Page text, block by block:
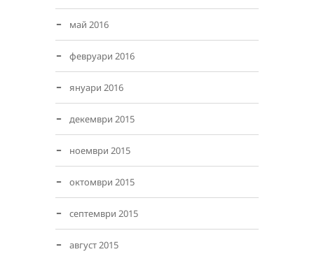
май 2016
февруари 2016
януари 2016
декември 2015
ноември 2015
октомври 2015
септември 2015
август 2015